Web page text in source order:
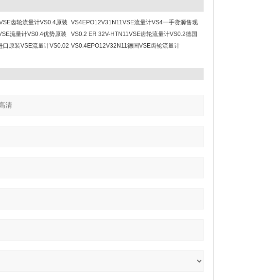
齿轮流量计VS0.4原装 VS4EPO12V31N11VSE流量计VS4一手货源售现
货多多
流量计VS0.4优势原装
VS0.2 ER 32V-HTN11VSE齿轮流量计VS0.2德国
进口原装现货
口原装VSE流量计VS0.02 VS0.4EPO12V32N11德国VSE齿轮流量计